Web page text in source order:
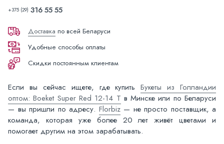
+375 (29) 316 55 55
Доставка по всей Беларуси
Удобные способы оплаты
Скидки постоянным клиентам
Если вы сейчас ищете, где купитьБукеты из Голландии
оптом: Boeket Super Red 12-14 T в Минске или по Беларуси
— вы пришли по адресу. Florbiz— не просто поставщик, а
команда, которая уже более 20 лет живёт цветами и
помогает другим на этом зарабатывать.